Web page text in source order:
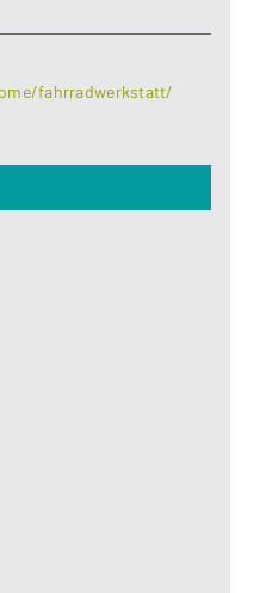
fahrradwerkstatt/